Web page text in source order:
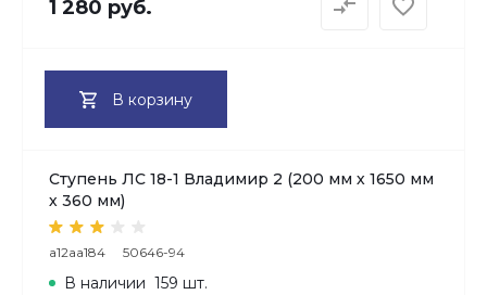
1 280 руб.
В корзину
Ступень ЛС 18-1 Владимир 2 (200 мм х 1650 мм
х 360 мм)
a12aa184 50646-94
В наличии 159 шт.